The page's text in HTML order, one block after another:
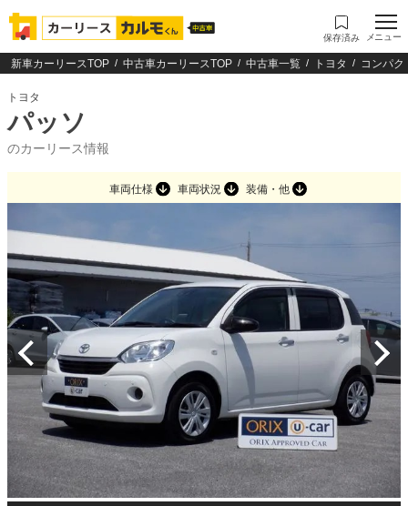
保存済み メニュー
新車カーリースTOP 中古車カーリースTOP 中古車一覧 トヨタ コンパク
トヨタ
パッソ
のカーリース情報
車両仕様 車両状況 装備・他